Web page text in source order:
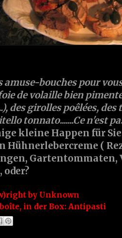
amuse-bouches pour
de volaille bien
des girolles poêlées,
tonnato.......Ce n'est
kleine Happen für
Hühnerlebercreme (
Gartentommaten,
oder?
by Unknown
in der Box: Antipasti